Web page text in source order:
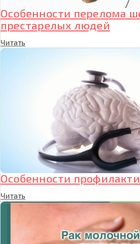
Особенности перелома
престарелых людей
Читать
Особенности
Читать